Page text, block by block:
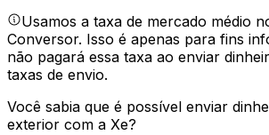
Usamos a taxa de mercado médio
Conversor. Isso é apenas para fins
não pagará essa taxa ao enviar
taxas de envio.
Você sabia que é possível enviar
exterior com a Xe?